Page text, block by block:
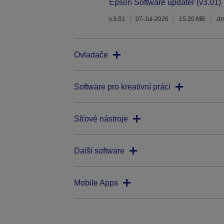
Epson Software updater (v3.01)
v.3.01 07-Jul-2026 15.20 MB
Ovladače
Software pro kreativní práci
Síťové nástroje
Další software
Mobile Apps